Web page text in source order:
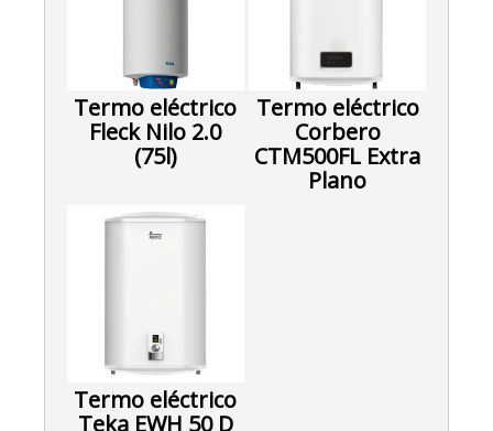
Termo eléctrico
Fleck Nilo 2.0
(75l)
Termo eléctrico
Corbero
CTM500FL Extra
Plano
Termo eléctrico
Teka EWH 50 D